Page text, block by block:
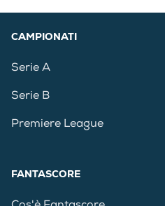
CAMPIONATI
Serie A
Serie B
Premiere League
FANTASCORE